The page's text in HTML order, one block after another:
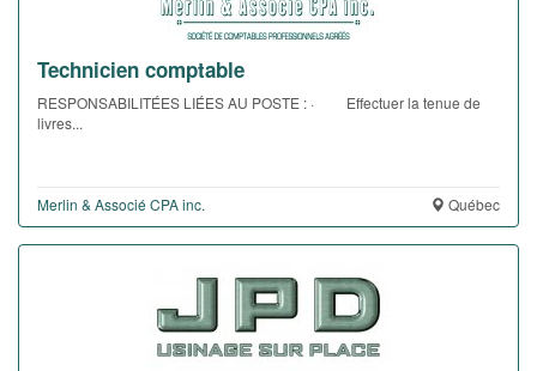
Technicien comptable
RESPONSABILITÉES LIÉES AU POSTE : · Effectuer la tenue de
livres...
Merlin & Associé CPA inc. Québec